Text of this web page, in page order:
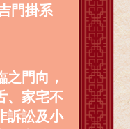
門掛系
之門向，
、家宅不
訴訟及小